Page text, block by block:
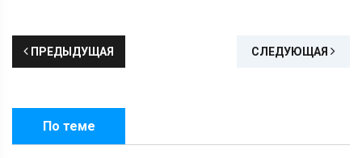
ПРЕДЫДУЩАЯ СЛЕДУЮЩАЯ
По теме